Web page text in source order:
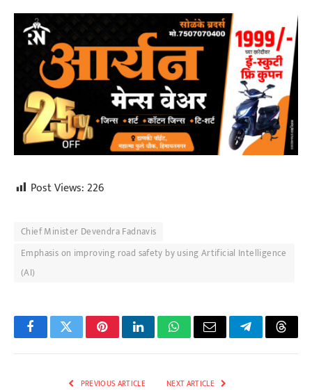
Post Views:226
Chief Minister Devendra Fadnavis
Emphasis on improving road safety by using Artificial Intelligence
(AI)
FacebookTwitterPinterestLinkedInWhatsApp
Email Telegram
PREVIOUS ARTICLE NEXT ARTICLE